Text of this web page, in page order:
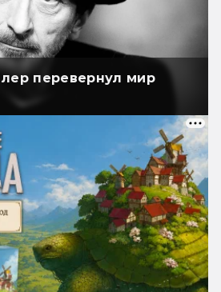
перевернул мир